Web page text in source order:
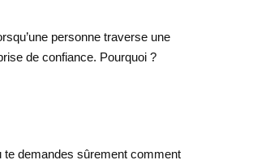
personne traverse une
de confiance. Pourquoi ?
te demandes sûrement comment